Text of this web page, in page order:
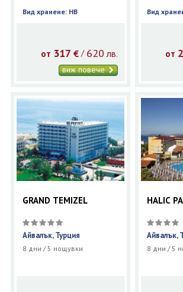
Вид хранене: HB
от 317 €/ 620 лв.
виж повече
Вид
от
GRAND TEMIZEL
Айвалък, Турция
8 дни / 5 нощувки
HALIC
Айвалък,
8 дни / 5